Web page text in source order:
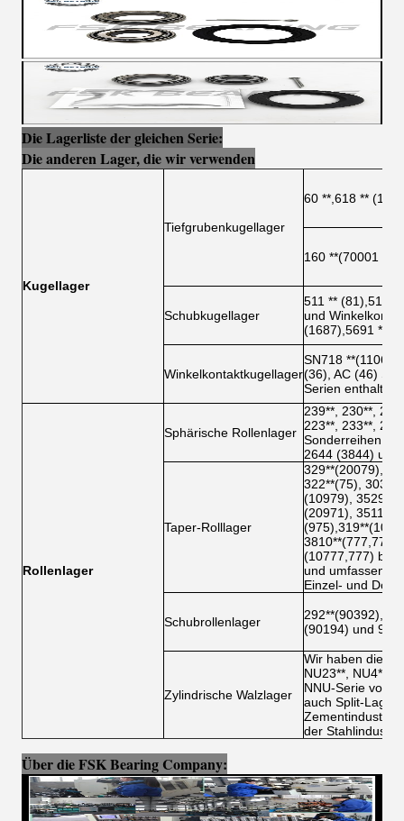
Die Lagerliste der gleichen Serie:
Die anderen Lager, die wir verwenden
Kugellager
Tiefgrubenkugellager
60 **,618 **
160 **(70001
Schubkugellager
511 ** (81),512
und
(1687),5691 **
Winkelkontaktkugellager
SN718
(36), AC (46)
Serien enthalten
Rollenlager
Sphärische Rollenlager
239**, 230**,
223**, 233**,
Sonderreihen
2644 (3844) usw.
Taper-Rolllager
322**(75),
(10979),
(20971),
(10777,777)
und umfassen
Einzel- und
Schubrollenlager
292**(90392),
(90194) und
Zylindrische Walzlager
Wir haben die
NU23**, NU4**,
NNU-Serie von
auch Split-Lager
Zementindustrie
der
Über die FSK Bearing Company: